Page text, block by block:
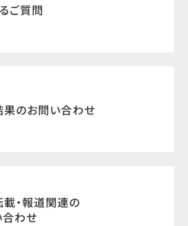
ご質問
のお問い合わせ
・報道関連の
わせ